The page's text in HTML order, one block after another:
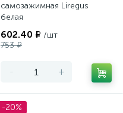
самозажимная Liregus
белая
602.40 ₽ /шт
753 ₽
- +
-20%